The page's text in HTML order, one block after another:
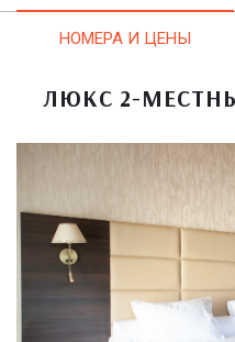
НОМЕРА И ЦЕНЫ
ЛЮКС 2-